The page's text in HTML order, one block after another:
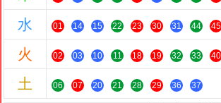
水 01 14 15 22 23 30 31 44 45
火 02 03 10 11 18 19 32 33 40
土 06 07 20 21 28 29 36 37